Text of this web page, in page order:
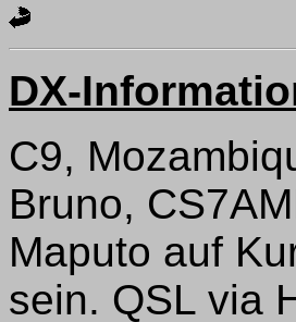
DX-
C9,
Bruno,
Maputo auf
sein. QSL via